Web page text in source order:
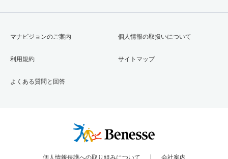
マナビジョンのご案内
利用規約
よくある質問と回答
個人情報の取扱いについて
サイトマップ
個人情報保護への取り組みについて